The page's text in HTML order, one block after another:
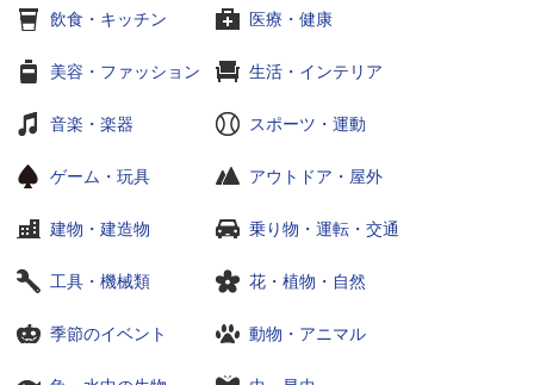
飲食・キッチン 医療・健康
美容・ファッション 生活・インテリア
音楽・楽器 スポーツ・運動
ゲーム・玩具 アウトドア・屋外
建物・建造物 乗り物・運転・交通
工具・機械類 花・植物・自然
季節のイベント 動物・アニマル